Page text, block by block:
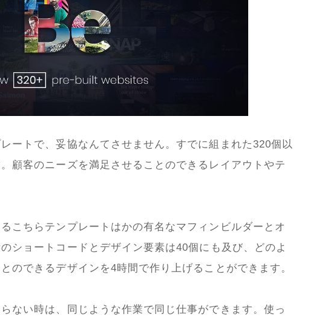
ートで、妥協なんてさせません。すでに組まれた320個以
顧客のニーズを満足させることのできるレイアウトやテ
こちらテンプレートはかの有名なマフィンビルダーとオ
ショートコードとデザイン要素は40個にも及び、どのよ
のできるデザインを4時間で作り上げることができます。
ない時は、同じような作業で同じ仕事ができます。使っ